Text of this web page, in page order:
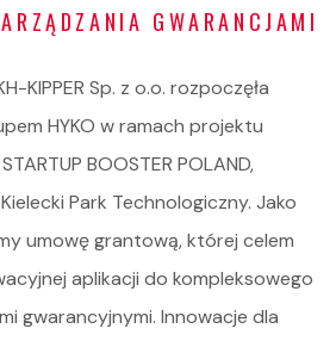
GWARANCJAMI
KIPPER Sp. z o.o. rozpoczęła
HYKO w ramach projektu
BOOSTER POLAND,
Park Technologiczny. Jako
umowę grantową, której celem
aplikacji do kompleksowego
gwarancyjnymi. Innowacje dla